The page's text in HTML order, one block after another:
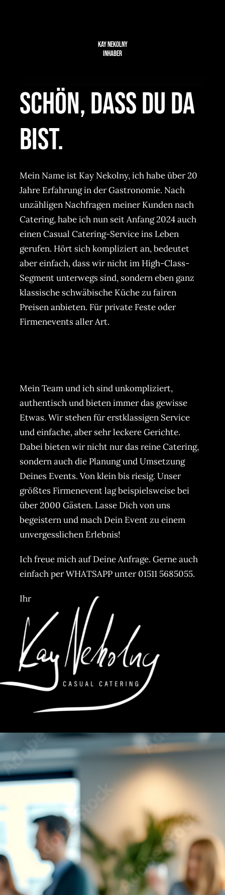
KAY NEKOLNY
Inhaber
Schön, dass Du da
bist.
Mein Name ist Kay Nekolny, ich habe über 20
Jahre Erfahrung in der Gastronomie. Nach
unzähligen Nachfragen meiner Kunden nach
Catering, habe ich nun seit Anfang 2024 auch
einen Casual Catering-Service ins Leben
gerufen. Hört sich kompliziert an, bedeutet
aber einfach, dass wir nicht im High-Class-
Segment unterwegs sind, sondern eben ganz
klassische schwäbische Küche zu fairen
Preisen anbieten. Für private Feste oder
Firmenevents aller Art.
Mein Team und ich sind unkompliziert,
authentisch und bieten immer das gewisse
Etwas. Wir stehen für erstklassigen Service
und einfache, aber sehr leckere Gerichte.
Dabei bieten wir nicht nur das reine Catering,
sondern auch die Planung und Umsetzung
Deines Events. Von klein bis riesig. Unser
größtes Firmenevent lag beispielsweise bei
über 2000 Gästen. Lasse Dich von uns
begeistern und mach Dein Event zu einem
unvergesslichen Erlebnis!
Ich freue mich auf Deine Anfrage. Gerne auch
einfach per WHATSAPPunter01511 5685055.
Ihr